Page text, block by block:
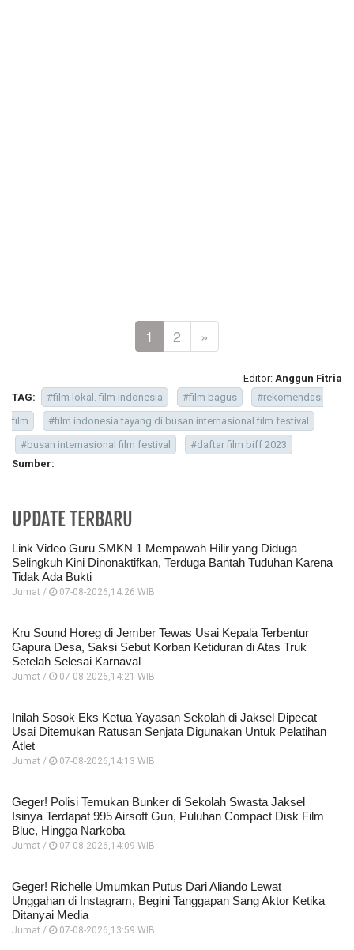
1 2 »
Editor: Anggun Fitria
TAG:
#film lokal. film indonesia #film bagus
#rekomendasi
film
#film indonesia tayang di busan internasional film festival
#busan internasional film festival
#daftar film biff 2023
Sumber:
UPDATE TERBARU
Link Video Guru SMKN 1 Mempawah Hilir yang Diduga
Selingkuh Kini Dinonaktifkan, Terduga Bantah Tuduhan Karena
Tidak Ada Bukti
Jumat / 07-08-2026,14:26 WIB
Kru Sound Horeg di Jember Tewas Usai Kepala Terbentur
Gapura Desa, Saksi Sebut Korban Ketiduran di Atas Truk
Setelah Selesai Karnaval
Jumat / 07-08-2026,14:21 WIB
Inilah Sosok Eks Ketua Yayasan Sekolah di Jaksel Dipecat
Usai Ditemukan Ratusan Senjata Digunakan Untuk Pelatihan
Atlet
Jumat / 07-08-2026,14:13 WIB
Geger! Polisi Temukan Bunker di Sekolah Swasta Jaksel
Isinya Terdapat 995 Airsoft Gun, Puluhan Compact Disk Film
Blue, Hingga Narkoba
Jumat / 07-08-2026,14:09 WIB
Geger! Richelle Umumkan Putus Dari Aliando Lewat
Unggahan di Instagram, Begini Tanggapan Sang Aktor Ketika
Ditanyai Media
Jumat / 07-08-2026,13:59 WIB